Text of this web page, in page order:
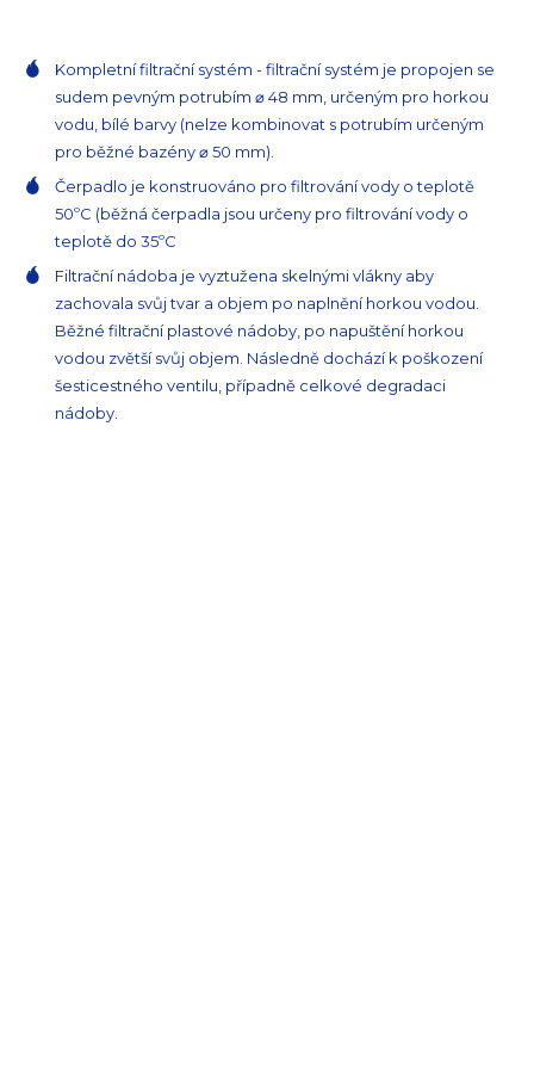
Kompletní filtrační systém - filtrační systém je propojen se
sudem pevným potrubím ⌀ 48 mm, určeným pro horkou
vodu, bílé barvy (nelze kombinovat s potrubím určeným
pro běžné bazény ⌀ 50 mm).
Čerpadlo je konstruováno pro filtrování vody o teplotě
50ºC (běžná čerpadla jsou určeny pro filtrování vody o
teplotě do 35ºC
Filtrační nádoba je vyztužena skelnými vlákny aby
zachovala svůj tvar a objem po naplnění horkou vodou.
Běžné filtrační plastové nádoby, po napuštění horkou
vodou zvětší svůj objem. Následně dochází k poškození
šesticestného ventilu, případně celkové degradaci
nádoby.